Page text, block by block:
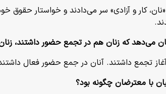
کار و آزادی» سر می‌دادند و خواستار حقوق
می‌دهد که زنان هم در تجمع حضور داشتند،
تجمع داشتند. آنان در جمع حضور فعال
با معترضان چگونه بود؟